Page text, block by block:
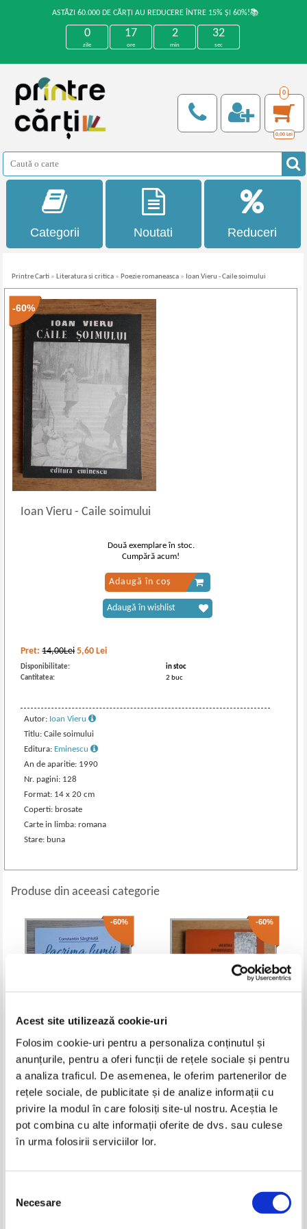
Acest site utilizează cookie-uri
Folosim cookie-uri pentru a personaliza conținutul și
anunțurile, pentru a oferi funcții de rețele sociale și pentru
a analiza traficul. De asemenea, le oferim partenerilor de
rețele sociale, de publicitate și de analize informații cu
privire la modul în care folosiți site-ul nostru. Aceștia le
pot combina cu alte informații oferite de dvs. sau culese
în urma folosirii serviciilor lor.
consimțământului
Necesare
ASTĂZI 60.000 DE CĂRȚI AU REDUCERE ÎNTRE 15% ȘI 60%!📚
0
zile
17
ore
2
min
32
sec
0
0,00 Lei
Categorii Noutati Reduceri
Printre Carti » Literatura si critica » Poezie romaneasca » Ioan Vieru - Caile soimului
-60%
Ioan Vieru- Caile soimului
Pret:14,00Lei 5,60 Lei
Disponibilitate:
in stoc
Cantitatea:
2 buc
Autor: Ioan Vieru
Titlu: Caile soimului
Editura: Eminescu
An de aparitie: 1990
Nr. pagini: 128
Format: 14 x 20 cm
Coperti: brosate
Carte in limba: romana
Stare: buna
Două exemplare în stoc.
Cumpără acum!
Adaugă în coș
Adaugă în wishlist
Produse din aceeasi categorie
-60%
lumii
Pret:16,00Lei 6,40 Lei
Adaugă în coș
-60%
Efluvii
Pret:16,00Lei 6,40 Lei
Adaugă în coș